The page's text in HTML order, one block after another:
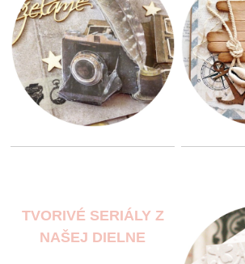
TVORIVÉ SERIÁLY Z
NAŠEJ DIELNE